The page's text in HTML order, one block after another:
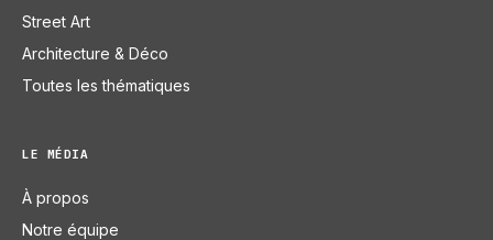
Street Art
Architecture & Déco
Toutes les thématiques
LE MÉDIA
À propos
Notre équipe